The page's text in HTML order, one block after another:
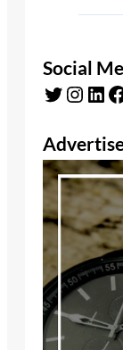
Social
Twitter Instagram LinkedIn Facebook